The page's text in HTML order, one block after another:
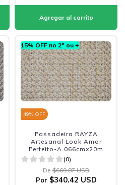
15% OFF no 2º ou +
49% OFF
Passadeira RAYZA
Artesanal Look Amor
Perfeito-A 066cmx20m
(0)
De $669.87 USD
Por $340.42 USD